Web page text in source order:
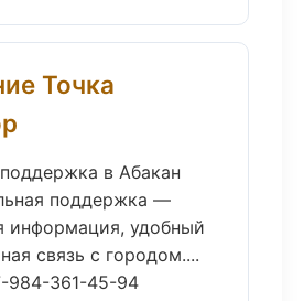
Точка
в Абакан
поддержка —
информация, удобный
связь с городом....
984-361-45-94